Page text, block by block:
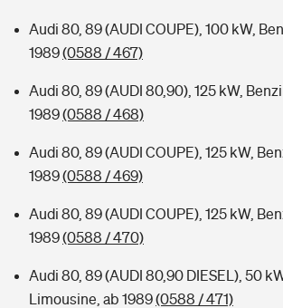
Audi 80, 89 (AUDI COUPE), 100 kW,
1989(0588 / 467)
Audi 80, 89 (AUDI 80,90), 125 kW,
1989(0588 / 468)
Audi 80, 89 (AUDI COUPE), 125 kW,
1989(0588 / 469)
Audi 80, 89 (AUDI COUPE), 125 kW,
1989(0588 / 470)
Audi 80, 89 (AUDI 80,90 DIESEL), 50
Limousine, ab 1989(0588 / 471)